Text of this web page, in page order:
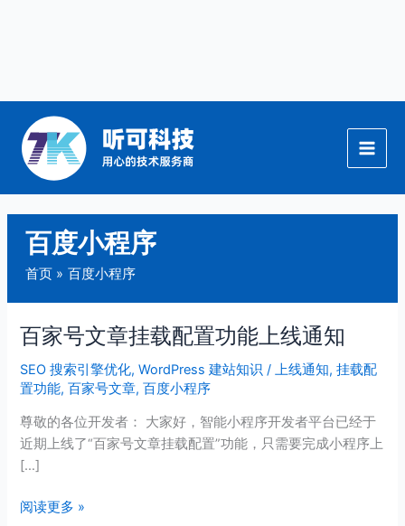
百度小程序
首页 百度小程序
百家号文章挂载配置功能上线通知
SEO 搜索引擎优化,WordPress 建站知识 /上线通知,挂载配
置功能,百家号文章,百度小程序
尊敬的各位开发者： 大家好，智能小程序开发者平台已经于
近期上线了“百家号文章挂载配置”功能，只需要完成小程序上
[…]
百
号
文
章
挂
载
置
阅读更多 »